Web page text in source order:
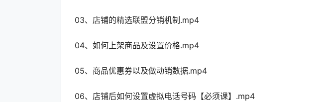
03、店铺的精选联盟分销机制.mp4
04、如何上架商品及设置价格.mp4
05、商品优惠券以及做动销数据.mp4
06、店铺后如何设置虚拟电话号码【必须课】.mp4